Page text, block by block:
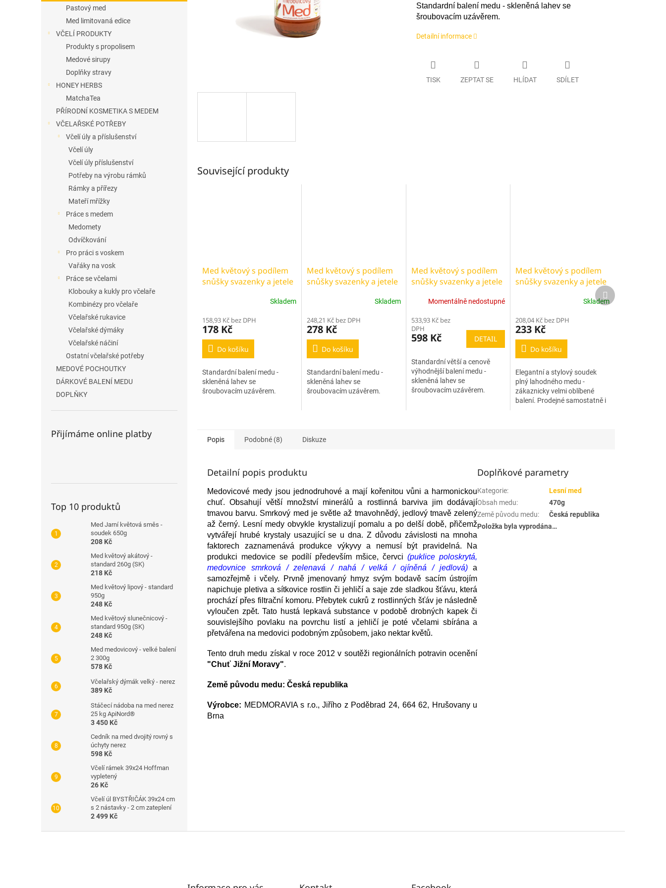
Pastový med
Med limitovaná edice
VČELÍ PRODUKTY
Produkty s propolisem
Medové sirupy
Doplňky stravy
HONEY HERBS
MatchaTea
PŘÍRODNÍ KOSMETIKA S MEDEM
VČELAŘSKÉ POTŘEBY
Včelí úly a příslušenství
Včelí úly
Včelí úly příslušenství
Potřeby na výrobu rámků
Rámky a přířezy
Mateří mřížky
Práce s medem
Medomety
Odvíčkování
Pro práci s voskem
Vařáky na vosk
Práce se včelami
Klobouky a kukly pro včelaře
Kombinézy pro včelaře
Včelařské rukavice
Včelařské dýmáky
Včelařské náčiní
Ostatní včelařské potřeby
MEDOVÉ POCHOUTKY
DÁRKOVÉ BALENÍ MEDU
DOPLŇKY
Přijímáme online platby
Top 10 produktů
Med Jarní květová směs -
soudek 650g
208 Kč
Med květový akátový -
standard 260g (SK)
218 Kč
Med květový lipový - standard
950g
248 Kč
Med květový slunečnicový -
standard 950g (SK)
248 Kč
Med medovicový - velké balení
2 300g
578 Kč
Včelařský dýmák velký - nerez
389 Kč
Stáčecí nádoba na med nerez
25 kg ApiNord®
3 450 Kč
Cedník na med dvojitý rovný s
úchyty nerez
598 Kč
Včelí rámek 39x24 Hoffman
vypletený
26 Kč
Včelí úl BYSTŘIČÁK 39x24 cm
s 2 nástavky - 2 cm zateplení
2 499 Kč
Standardní balení medu - skleněná lahev se
šroubovacím uzávěrem.
Detailní informace
TISK ZEPTAT SE HLÍDAT SDÍLET
Související produkty
Med květový s podílem
snůšky svazenky a jetele
Skladem
158,93 Kč bez DPH
178 Kč
Do košíku
Standardní balení medu -
skleněná lahev se
šroubovacím uzávěrem.
Med květový s podílem
snůšky svazenky a jetele
Skladem
248,21 Kč bez DPH
278 Kč
Do košíku
Standardní balení medu -
skleněná lahev se
šroubovacím uzávěrem.
Med květový s podílem
snůšky svazenky a jetele
Momentálně nedostupné
533,93 Kč bez
DPH
598 Kč DETAIL
Standardní větší a cenově
výhodnější balení medu -
skleněná lahev se
šroubovacím uzávěrem.
Med květový s podílem
snůšky svazenky a jetele
Skladem
208,04 Kč bez DPH
233 Kč
Do košíku
Elegantní a stylový soudek
plný lahodného medu -
zákaznicky velmi oblíbené
balení. Prodejné samostatně i
Další
produkt
Popis Podobné (8) Diskuze
Detailní popis produktu
Medovicové medy jsou jednodruhové a mají kořenitou vůni a harmonickou
chuť. Obsahují větší množství minerálů a rostlinná barviva jim dodávají
tmavou barvu. Smrkový med je světle až tmavohnědý, jedlový tmavě zelený
až černý. Lesní medy obvykle krystalizují pomalu a po delší době, přičemž
vytvářejí hrubé krystaly usazující se u dna. Z důvodu závislosti na mnoha
faktorech zaznamenává produkce výkyvy a nemusí být pravidelná. Na
produkci medovice se podílí především mšice, červci(puklice poloskrytá,
medovnice smrková / zelenavá / nahá / velká / ojíněná / jedlová)a
samozřejmě i včely. Prvně jmenovaný hmyz svým bodavě sacím ústrojím
napichuje pletiva a sítkovice rostlin či jehličí a saje zde sladkou šťávu, která
prochází přes filtrační komoru. Přebytek cukrů z rostlinných šťáv je následně
vyloučen zpět. Tato hustá lepkavá substance v podobě drobných kapek či
souvislejšího povlaku na povrchu listí a jehličí je poté včelami sbírána a
přetvářena na medovici podobným způsobem, jako nektar květů.
Tento druh medu získal v roce 2012 v soutěži regionálních potravin ocenění
"Chuť Jižní Moravy".
Země původu medu: Česká republika
Výrobce: MEDMORAVIA s r.o., Jiřího z Poděbrad 24, 664 62, Hrušovany u
Brna
Doplňkové parametry
Kategorie:
Lesní med
Obsah medu:
470g
Země původu medu:
Česká republika
Položka byla vyprodána…